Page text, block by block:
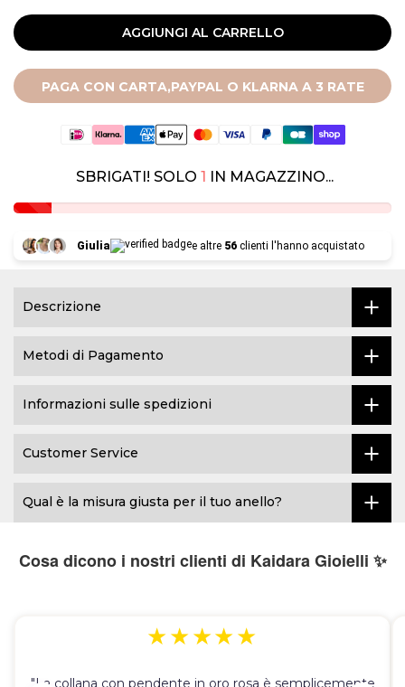
AGGIUNGI AL CARRELLO
PAGA CON CARTA,PAYPAL O KLARNA A 3 RATE
SBRIGATI! SOLO 1 IN MAGAZZINO...
Giulia e altre 56 clienti l'hanno acquistato
Descrizione
Metodi di Pagamento
Informazioni sulle spedizioni
Customer Service
Qual è la misura giusta per il tuo anello?
Cosa dicono i nostri clienti di Kaidara Gioielli ✨
★★★★★
"La collana con pendente in oro rosa è semplicemente